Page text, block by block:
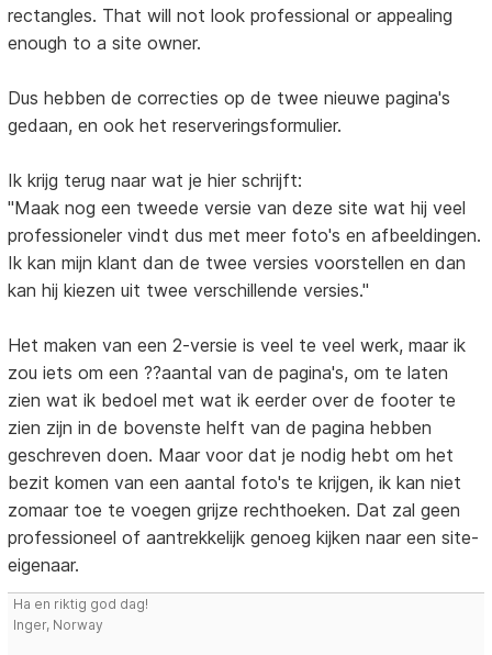
rectangles. That will not look professional or appealing
enough to a site owner.
Dus hebben de correcties op de twee nieuwe pagina's
gedaan, en ook het reserveringsformulier.
Ik krijg terug naar wat je hier schrijft:
"Maak nog een tweede versie van deze site wat hij veel
professioneler vindt dus met meer foto's en afbeeldingen.
Ik kan mijn klant dan de twee versies voorstellen en dan
kan hij kiezen uit twee verschillende versies."
Het maken van een 2-versie is veel te veel werk, maar ik
zou iets om een ??aantal van de pagina's, om te laten
zien wat ik bedoel met wat ik eerder over de footer te
zien zijn in de bovenste helft van de pagina hebben
geschreven doen. Maar voor dat je nodig hebt om het
bezit komen van een aantal foto's te krijgen, ik kan niet
zomaar toe te voegen grijze rechthoeken. Dat zal geen
professioneel of aantrekkelijk genoeg kijken naar een site-
eigenaar.
Ha en riktig god dag!
Inger, Norway